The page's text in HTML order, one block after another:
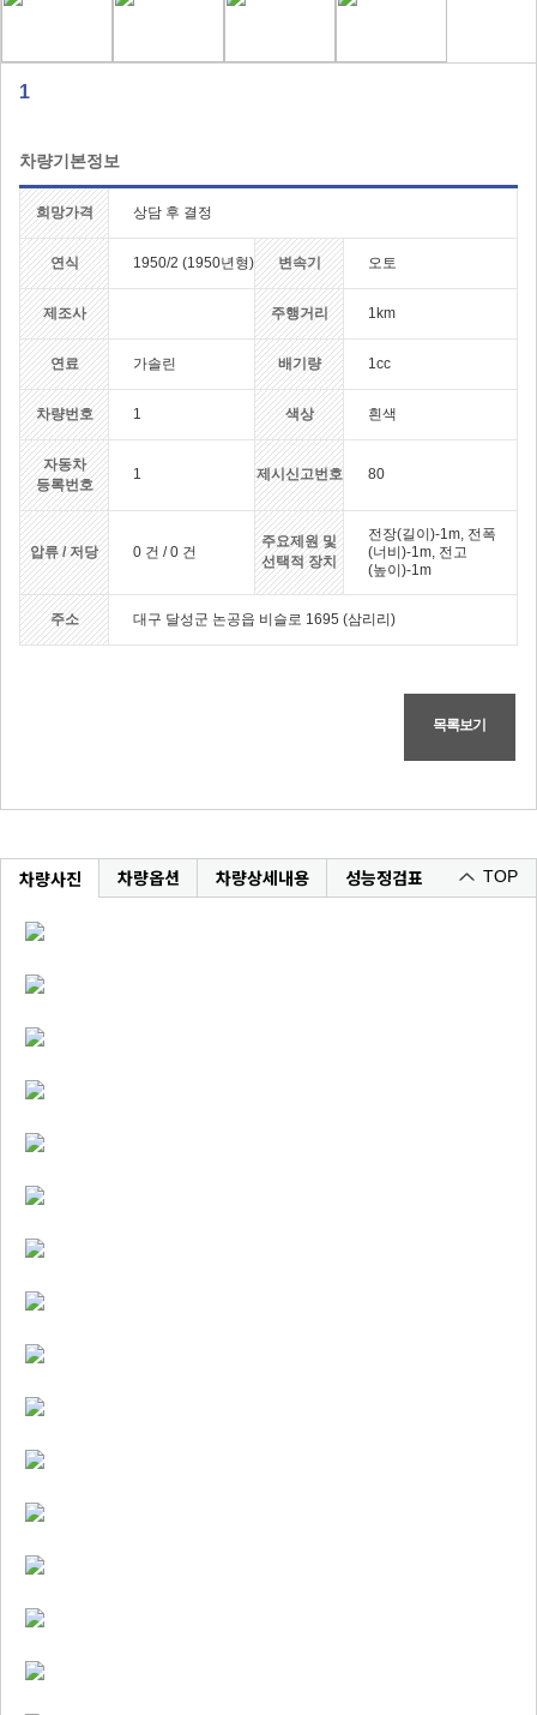
1
차량기본정보
희망가격 상담 후 결정
연식 1950/2 (1950년형) 변속기 오토
제조사 주행거리 1km
연료 가솔린 배기량 1cc
차량번호 1 색상 흰색
자동차
등록번호
1 제시신고번호 80
압류 / 저당 0 건 / 0 건
주요제원 및
선택적 장치
전장(길이)-1m, 전폭
(너비)-1m, 전고
(높이)-1m
주소 대구 달성군 논공읍 비슬로 1695 (삼리리)
목록보기
차량사진 차량옵션 차량상세내용 성능정검표 TOP